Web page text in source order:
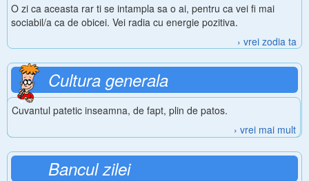
O zi ca aceasta rar ti se intampla sa o ai, pentru ca vei fi mai
sociabil/a ca de obicei. Vei radia cu energie pozitiva.
› vrei zodia ta
Cultura generala
Cuvantul patetic inseamna, de fapt, plin de patos.
› vrei mai mult
Bancul zilei